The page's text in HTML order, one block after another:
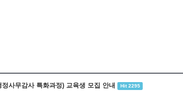
사무감사 특화과정) 교육생 모집 안내 Hit 2295